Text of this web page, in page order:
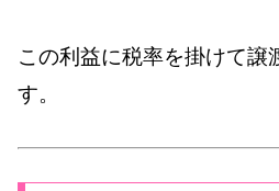
この利益に税率を掛けて譲
す。